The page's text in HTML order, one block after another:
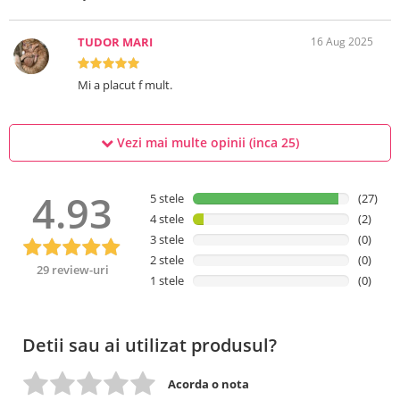
TUDOR MARI 16 Aug 2025
Mi a placut f mult.
Vezi mai multe opinii (inca 25)
4.93
29 review-uri
5 stele
(27)
4 stele
(2)
3 stele
(0)
2 stele
(0)
1 stele
(0)
Detii sau ai utilizat produsul?
Acorda o nota